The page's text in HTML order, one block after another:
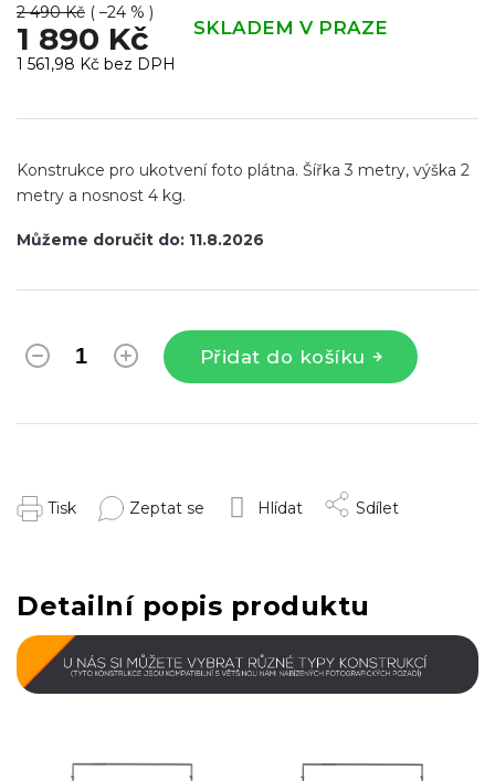
2 490 Kč ( –24 % )
1 890 Kč SKLADEM V PRAZE
1 561,98 Kč bez DPH
cena:
Můžeme doručit do: 11.8.2026
Přidat do košíku
Konstrukce pro ukotvení foto plátna. Šířka 3 metry, výška 2
metry a nosnost 4 kg.
Tisk Zeptat se Hlídat Sdílet
Detailní popis produktu